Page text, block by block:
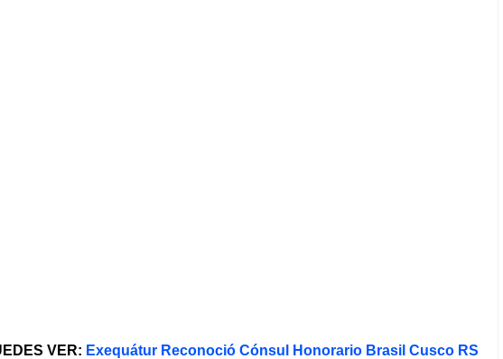
VER: Exequátur Reconoció Cónsul Honorario Brasil Cusco RS